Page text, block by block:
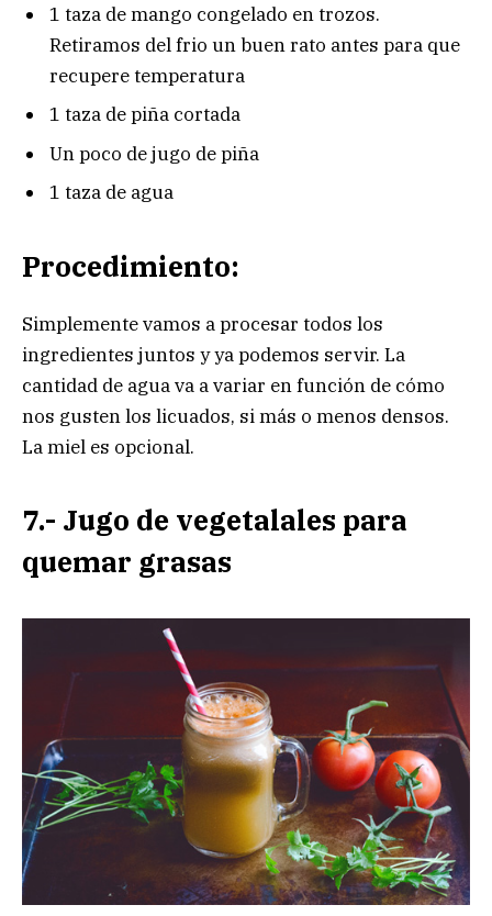
1 taza de mango congelado en trozos.
Retiramos del frio un buen rato antes para que
recupere temperatura
1 taza de piña cortada
Un poco de jugo de piña
1 taza de agua
Procedimiento:
Simplemente vamos a procesar todos los
ingredientes juntos y ya podemos servir. La
cantidad de agua va a variar en función de cómo
nos gusten los licuados, si más o menos densos.
La miel es opcional.
7.- Jugo de vegetalales para
quemar grasas